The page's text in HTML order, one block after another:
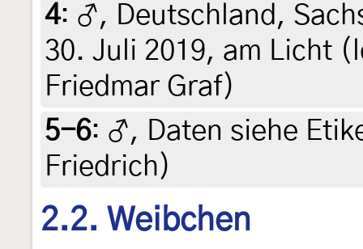
4: ♂, Deutschland,
30. Juli 2019, am Licht
Friedmar Graf)
5-6: ♂, Daten siehe
Friedrich)
2.2. Weibchen